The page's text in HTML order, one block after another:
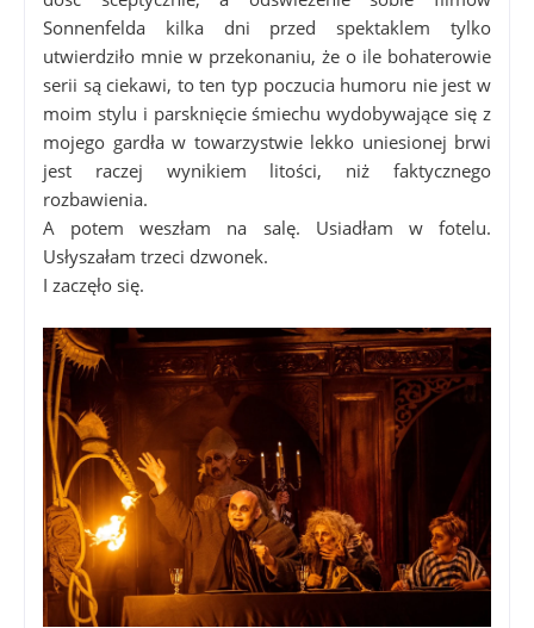
Sonnenfelda kilka dni przed spektaklem tylko
utwierdziło mnie w przekonaniu, że o ile bohaterowie
serii są ciekawi, to ten typ poczucia humoru nie jest w
moim stylu i parsknięcie śmiechu wydobywające się z
mojego gardła w towarzystwie lekko uniesionej brwi
jest raczej wynikiem litości, niż faktycznego
rozbawienia.
A potem weszłam na salę. Usiadłam w fotelu.
Usłyszałam trzeci dzwonek.
I zaczęło się.